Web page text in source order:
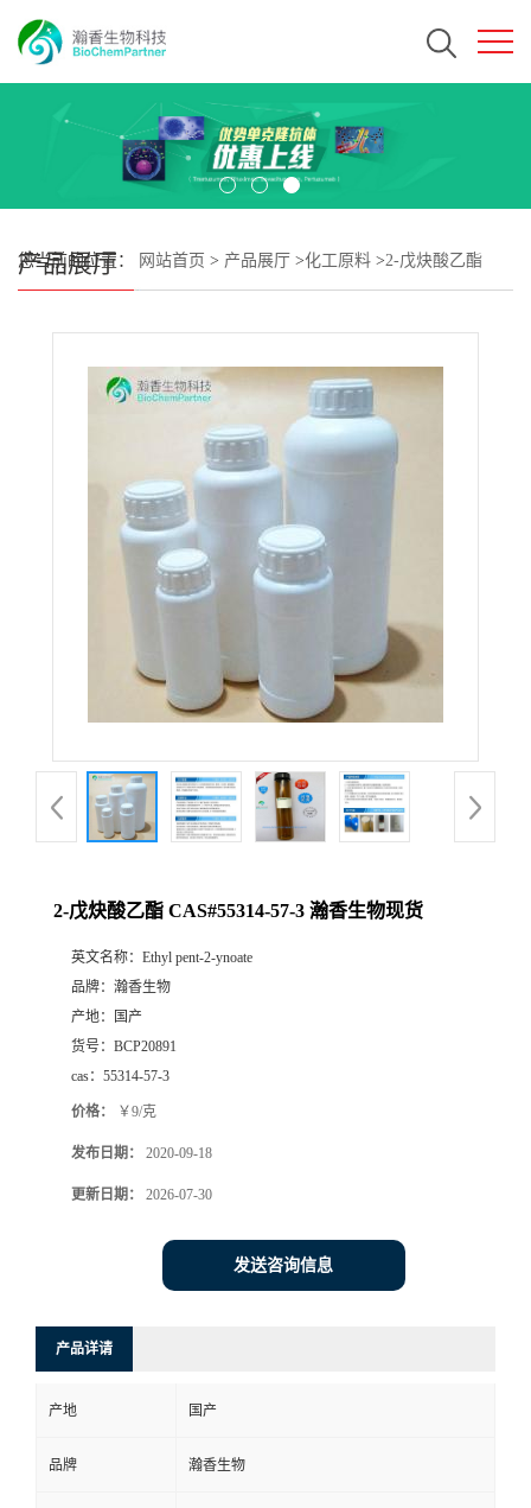
产品展厅
您当前的位置： 网站首页 > 产品展厅 >化工原料 >2-戊炔酸乙酯
2-戊炔酸乙酯 CAS#55314-57-3 瀚香生物现货
英文名称： Ethyl pent-2-ynoate
品牌： 瀚香生物
产地：
国产
货号： BCP20891
cas： 55314-57-3
价格： ￥9/克
发布日期： 2020-09-18
更新日期： 2026-07-30
发送咨询信息
产品详请
产地 国产
品牌 瀚香生物